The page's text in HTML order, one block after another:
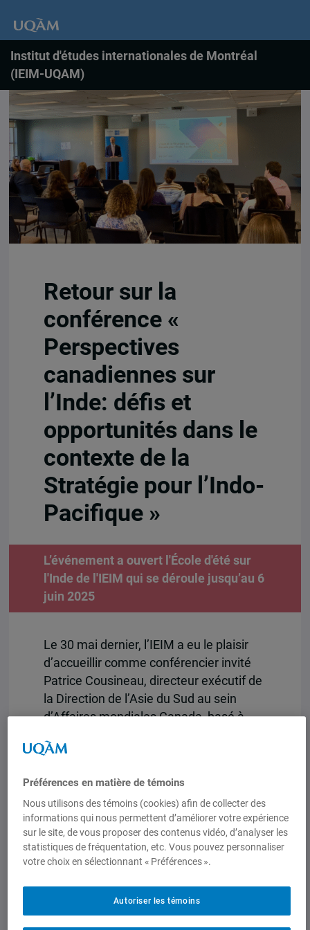
Institut d'études internationales de Montréal
(IEIM-UQAM)
Retour sur la
conférence «
Perspectives
canadiennes sur
l’Inde: défis et
opportunités dans le
contexte de la
Stratégie pour l’Indo-
Pacifique »
L’événement a ouvert l'École d'été sur
l'Inde de l'IEIM qui se déroule jusqu’au 6
juin 2025
Le 30 mai dernier, l’IEIM a eu le plaisir
d’accueillir comme conférencier invité
Patrice Cousineau, directeur exécutif de
la Direction de l’Asie du Sud au sein
d’Affaires mondiales Canada, basé à
par François Audet, directeur de l’IEIM,
M. Cousineau a présenté plusieurs
éléments illustrant l’essor rapide de
l’Inde, aujourd’hui quatrième plus grande
économie du monde. Il a aussi présenté
Inde. L’Inde, a-t-il souligné, est la
principale source d’immigration au
Canada, avec près de deux millions de
Préférences en matière de témoins
Nous utilisons des témoins (cookies) afin de collecter des
informations qui nous permettent d’améliorer votre expérience
sur le site, de vous proposer des contenus vidéo, d’analyser les
statistiques de fréquentation, etc. Vous pouvez personnaliser
votre choix en sélectionnant « Préférences ».
Autoriser les témoins